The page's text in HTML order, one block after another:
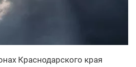
Краснодарского края